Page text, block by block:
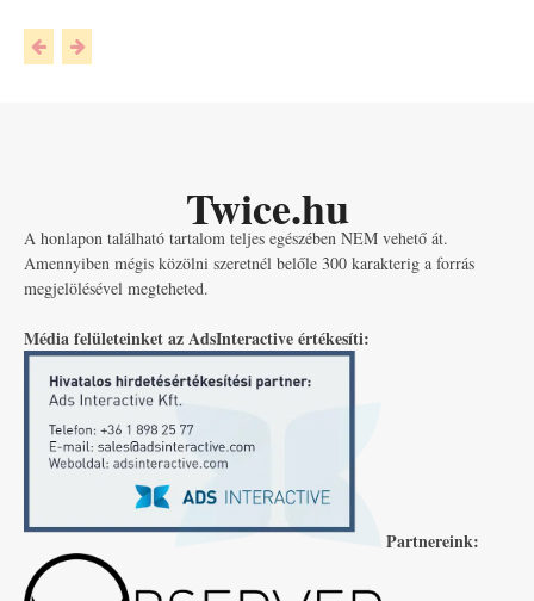
Twice.hu
A honlapon található tartalom teljes egészében NEM vehető át.
Amennyiben mégis közölni szeretnél belőle 300 karakterig a forrás
megjelölésével megteheted.
Média felületeinket az AdsInteractive értékesíti:
Partnereink: